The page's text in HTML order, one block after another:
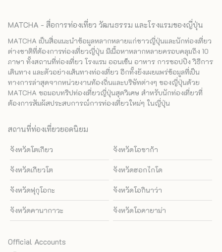
MATCHA - สื่อการท่องเที่ยว วัฒนธรรม และโรงแรมของญี่ปุ่น
MATCHA เป็นสื่อแนะนำข้อมูลหลากหลายแก่ชาวญี่ปุ่นและนักท่องเที่ยว
ต่างชาติที่ต้องการท่องเที่ยวญี่ปุ่น มีเนื้อหาหลากหลายครอบคลุมถึง 10
ภาษา ทั้งสถานที่ท่องเที่ยว โรงแรม ออนเซ็น อาหาร การชอปปิง วิธีการ
เดินทาง และตัวอย่างเส้นทางท่องเที่ยว อีกทั้งยังเผยแพร่ข้อมูลที่เป็น
ทางการล่าสุดจากหน่วยงานท้องถิ่นและบริษัทต่างๆ ของญี่ปุ่นด้วย
MATCHA ขอมอบทริปท่องเที่ยวญี่ปุ่นสุดวิเศษ สำหรับนักท่องเที่ยวที่
ต้องการสัมผัสประสบการณ์การท่องเที่ยวใหม่ๆ ในญี่ปุ่น
สถานที่ท่องเที่ยวยอดนิยม
จังหวัดโตเกียว จังหวัดโอซาก้า
จังหวัดเกียวโต จังหวัดฮอกไกโด
จังหวัดฟุกุโอกะ จังหวัดโอกินาว่า
จังหวัดคานากาวะ จังหวัดโอคายาม่า
Official Accounts